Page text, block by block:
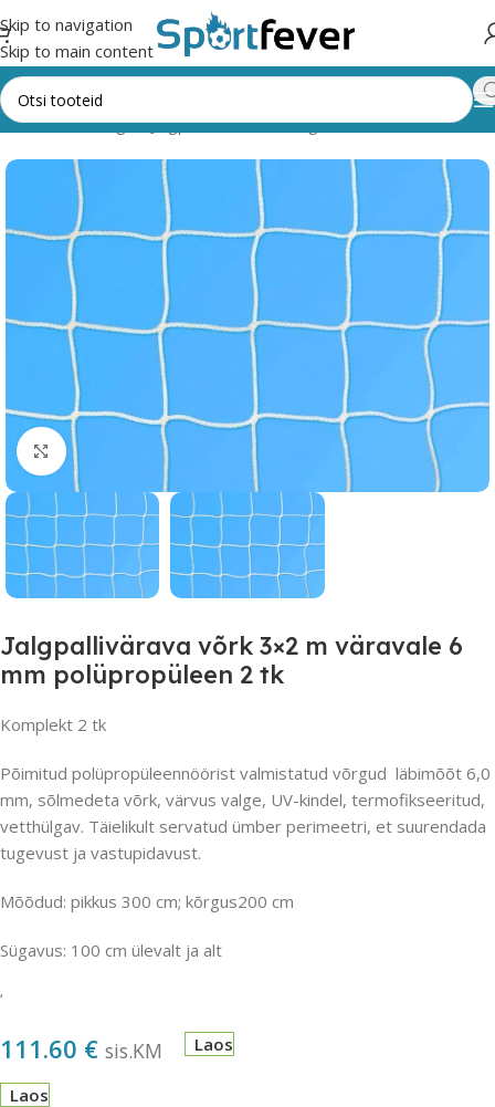
Skip to navigation
Skip to main content
Pallimängud Jalgpall Väravate võrgud Väravatele 3x2 m
Suurendamiseks klõpsake
Jalgpallivärava võrk 3×2 m väravale 6
mm polüpropüleen 2 tk
Komplekt 2 tk
Põimitud polüpropüleennöörist valmistatud võrgud läbimõõt 6,0
mm, sõlmedeta võrk, värvus valge, UV-kindel, termofikseeritud,
vetthülgav. Täielikult servatud ümber perimeetri, et suurendada
tugevust ja vastupidavust.
Mõõdud: pikkus 300 cm; kõrgus200 cm
Sügavus: 100 cm ülevalt ja alt
‘
111.60 € sis.KM Laos
Laos